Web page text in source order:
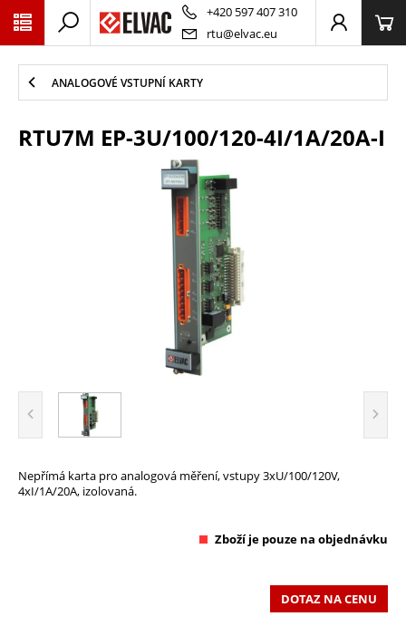
+420 597 407 310
rtu@elvac.eu
ANALOGOVÉ VSTUPNÍ KARTY
RTU7M EP-3U/100/120-4I/1A/20A-I
Nepřímá karta pro analogová měření, vstupy 3xU/100/120V,
4xI/1A/20A, izolovaná.
Zboží je pouze na objednávku
DOTAZ NA CENU